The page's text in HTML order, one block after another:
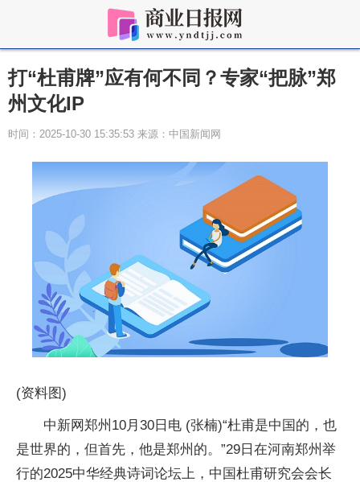
打“杜甫牌”应有何不同？专家“把脉”郑
州文化IP
时间：2025-10-30 15:35:53 来源：中国新闻网
(资料图)
中新网郑州10月30日电 (张楠)“杜甫是中国的，也
是世界的，但首先，他是郑州的。”29日在河南郑州举
行的2025中华经典诗词论坛上，中国杜甫研究会会长